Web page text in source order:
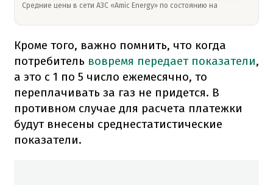
Средние цены в сети АЗС «Amic Energy» по состоянию на
Кроме того, важно помнить, что когда
потребитель вовремя передает показатели,
а это с 1 по 5 число ежемесячно, то
переплачивать за газ не придется. В
противном случае для расчета платежки
будут внесены среднестатистические
показатели.